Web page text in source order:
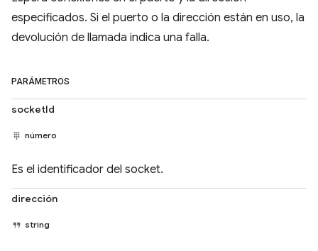
especificados. Si el puerto o la dirección están en uso, la
devolución de llamada indica una falla.
PARÁMETROS
socketId
número
Es el identificador del socket.
dirección
string